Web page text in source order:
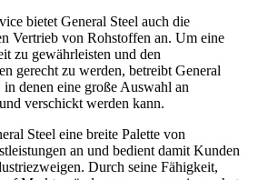
bietet General Steel auch die
Vertrieb von Rohstoffen an. Um eine
zu gewährleisten und den
gerecht zu werden, betreibt General
in denen eine große Auswahl an
verschickt werden kann.
Steel eine breite Palette von
an und bedient damit Kunden
Durch seine Fähigkeit,